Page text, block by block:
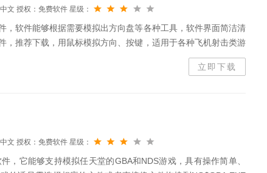
文 授权：免费软件 星级：
，软件能够根据需要模拟出方向盘等各种工具，软件界面简洁清
，推荐下载，用鼠标模拟方向、按键，适用于各种飞机射击类游
该软件电脑版有兴趣的用户千万不要错过，快来下载吧！鼠标方
立即下载
文 授权：免费软件 星级：
，它能够支持模拟任天堂的GBA和NDS游戏，具有操作简单、